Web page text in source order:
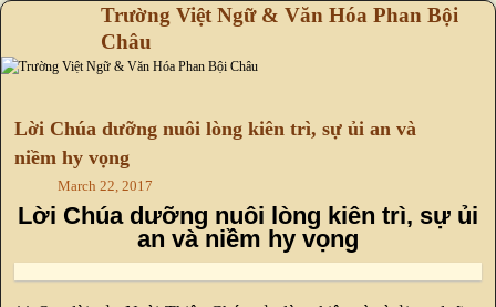
Trường Việt Ngữ & Văn Hóa Phan Bội
Châu
Lời Chúa dưỡng nuôi lòng kiên trì, sự ủi an và
niềm hy vọng
March 22, 2017
Lời Chúa dưỡng nuôi lòng kiên trì, sự ủi
an và niềm hy vọng